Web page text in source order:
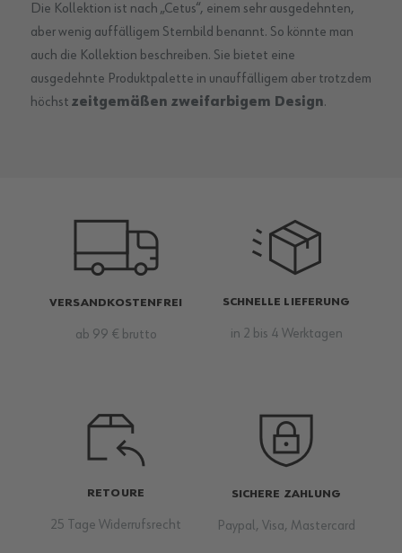
Die Kollektion ist nach „Cetus“, einem sehr ausgedehnten,
aber wenig auffälligem Sternbild benannt. So könnte man
auch die Kollektion beschreiben. Sie bietet eine
ausgedehnte Produktpalette in unauffälligem aber trotzdem
höchst zeitgemäßen zweifarbigem Design.
VERSANDKOSTENFREI
ab 99 € brutto
SCHNELLE LIEFERUNG
in 2 bis 4 Werktagen
RETOURE
25 Tage Widerrufsrecht
SICHERE ZAHLUNG
Paypal, Visa, Mastercard